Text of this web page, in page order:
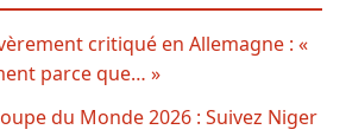
critiqué en Allemagne : «
parce que… »
du Monde 2026 : Suivez Niger